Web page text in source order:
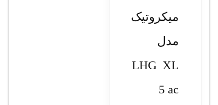
میکروتیک
مدل
LHG XL
5 ac